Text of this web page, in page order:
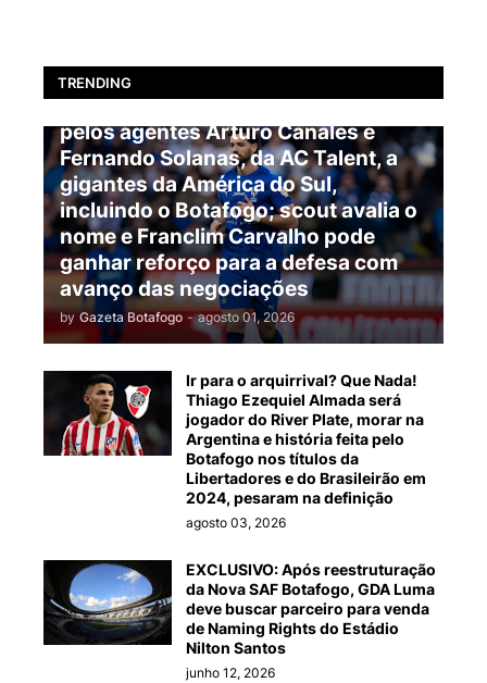
TRENDING
EXCLUSIVO: Pablo Marí é oferecido
pelos agentes Arturo Canales e
Fernando Solanas, da AC Talent, a
gigantes da América do Sul,
incluindo o Botafogo; scout avalia o
nome e Franclim Carvalho pode
ganhar reforço para a defesa com
avanço das negociações
by Gazeta Botafogo - agosto 01, 2026
Ir para o arquirrival? Que Nada!
Thiago Ezequiel Almada será
jogador do River Plate, morar na
Argentina e história feita pelo
Botafogo nos títulos da
Libertadores e do Brasileirão em
2024, pesaram na definição
agosto 03, 2026
EXCLUSIVO: Após reestruturação
da Nova SAF Botafogo, GDA Luma
deve buscar parceiro para venda
de Naming Rights do Estádio
Nilton Santos
junho 12, 2026